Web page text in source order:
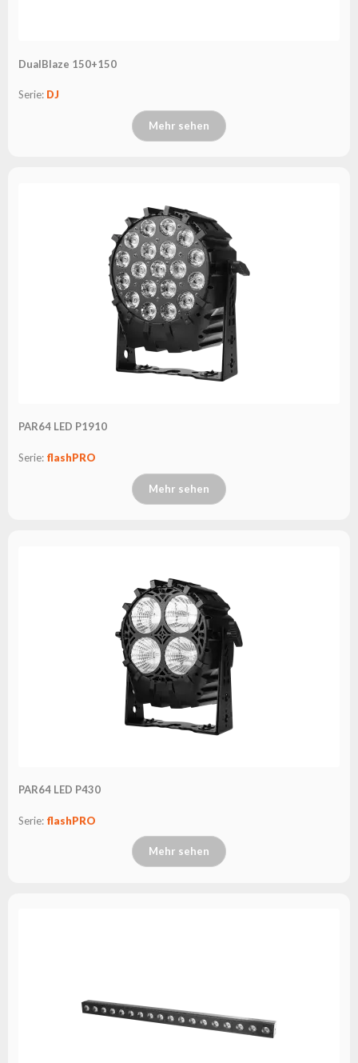
DualBlaze 150+150
Serie: DJ
Mehr sehen
PAR64 LED P1910
Serie: flashPRO
Mehr sehen
PAR64 LED P430
Serie: flashPRO
Mehr sehen